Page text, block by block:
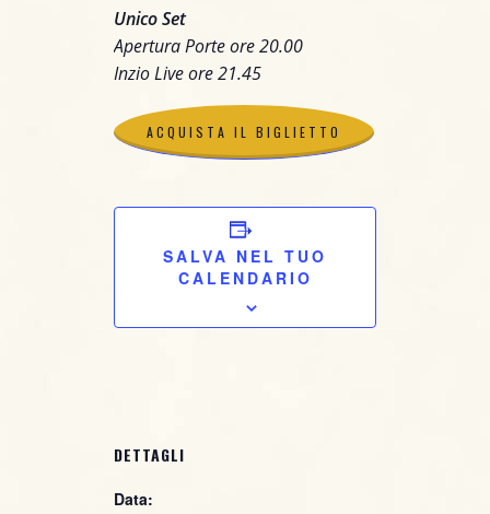
Unico Set
Apertura Porte ore 20.00
Inzio Live ore 21.45
ACQUISTA IL BIGLIETTO
SALVA NEL TUO
CALENDARIO
DETTAGLI
Data: